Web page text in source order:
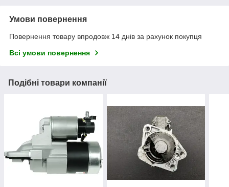
Умови повернення
Повернення товару впродовж 14 днів за рахунок покупця
Всі умови повернення
Подібні товари компанії